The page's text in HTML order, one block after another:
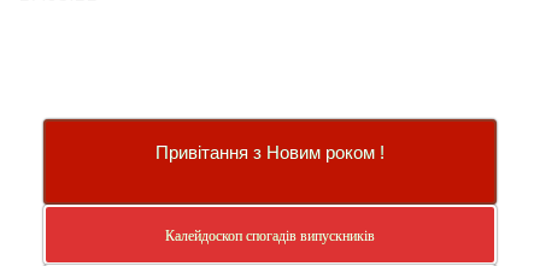
Привітання з Новим роком !
Калейдоскоп спогадів випускників